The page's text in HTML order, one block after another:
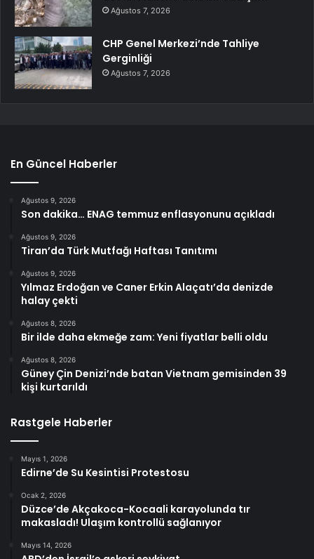
Ağustos 7, 2026
CHP Genel Merkezi’nde Tahliye
Gerginliği
Ağustos 7, 2026
En Güncel Haberler
Ağustos 9, 2026
Son dakika… ENAG temmuz enflasyonunu açıkladı
Ağustos 9, 2026
Tiran’da Türk Mutfağı Haftası Tanıtımı
Ağustos 9, 2026
Yılmaz Erdoğan ve Caner Erkin Alaçatı’da denizde
halay çekti
Ağustos 8, 2026
Bir ilde daha ekmeğe zam: Yeni fiyatlar belli oldu
Ağustos 8, 2026
Güney Çin Denizi’nde batan Vietnam gemisinden 39
kişi kurtarıldı
Rastgele Haberler
Mayıs 1, 2026
Edirne’de Su Kesintisi Protestosu
Ocak 2, 2026
Düzce’de Akçakoca-Kocaali karayolunda tır
makasladı! Ulaşım kontrollü sağlanıyor
Mayıs 14, 2026